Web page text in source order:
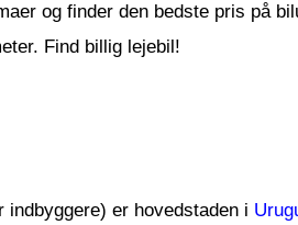
og finder den bedste pris på
Find billig lejebil!
er hovedstaden i